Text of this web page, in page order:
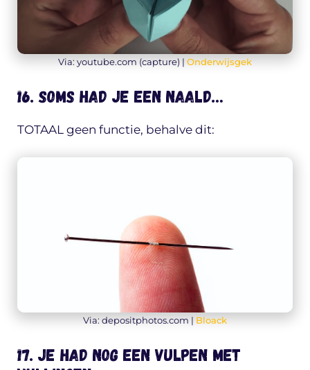
Via: youtube.com (capture) | Onderwijsgek
16. Soms had je een naald…
TOTAAL geen functie, behalve dit:
Via: depositphotos.com | Bloack
17. Je had nog een vulpen met